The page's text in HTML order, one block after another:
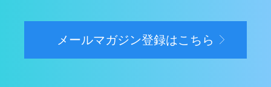
メールマガジン登録はこちら